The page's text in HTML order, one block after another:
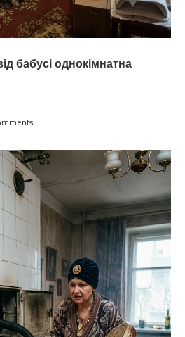
бабусі однокімнатна